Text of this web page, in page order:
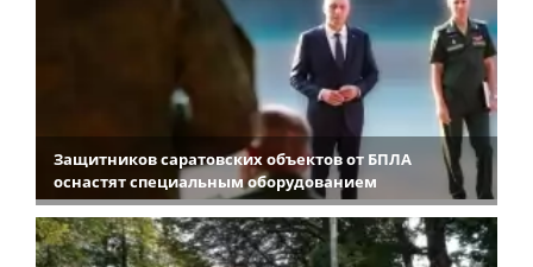
Защитников саратовских объектов от БПЛА
оснастят специальным оборудованием